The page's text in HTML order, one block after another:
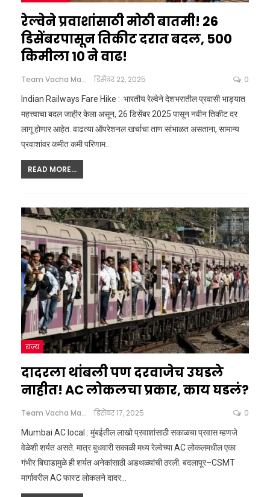
रेल्वेने प्रवाशांसाठी मोठी बातमी! 26
डिसेंबरपासून तिकीट दरात बदल, 500
किमीला ₹10 ने वाढ!
Team Vacha Marathi डिसेंबर 22, 2025 0
Indian Railways Fare Hike : भारतीय रेल्वेने देशभरातील प्रवासी भाड्यात
महत्त्वाचा बदल जाहीर केला असून, 26 डिसेंबर 2025 पासून नवीन तिकीट दर
लागू होणार आहेत. वाढत्या ऑपरेशनल खर्चाचा ताण सांभाळत असताना, सामान्य
प्रवाशांवर कमीत कमी परिणाम…
READ MORE...
राज्य
दादरला थांबली पण दरवाजेच उघडले
नाहीत! AC लोकलचा प्रकार, काय घडलं?
Team Vacha Marathi डिसेंबर 17, 2025 0
Mumbai AC local : मुंबईतील लाखो प्रवाशांसाठी सकाळचा प्रवास म्हणजे
वेळेशी शर्यत असते. मात्र बुधवारी सकाळी मध्य रेल्वेच्या AC लोकलमधील एका
गंभीर बिघाडामुळे ही शर्यत अनेकांसाठी अडथळ्यांची ठरली. बदलापूर–CSMT
मार्गावरील AC फास्ट लोकलने दादर…